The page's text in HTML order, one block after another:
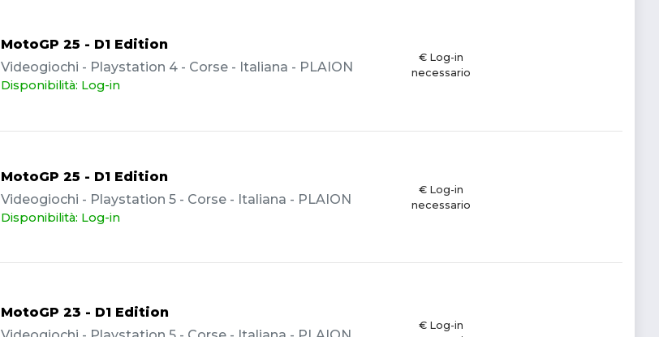
MotoGP 25 - D1 Edition
Videogiochi - Playstation 4 - Corse - Italiana - PLAION
Disponibilità: Log-in
€ Log-in
necessario
MotoGP 25 - D1 Edition
Videogiochi - Playstation 5 - Corse - Italiana - PLAION
Disponibilità: Log-in
€ Log-in
necessario
MotoGP 23 - D1 Edition
€ Log-in